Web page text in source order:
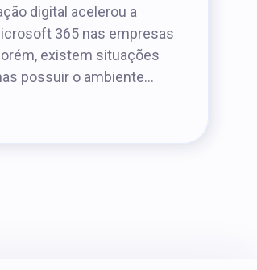
digital acelerou a
365 nas empresas
existem situações
possuir o ambiente...